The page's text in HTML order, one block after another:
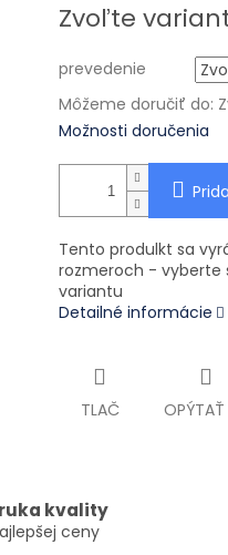
Zvoľte
prevedenie
Môžeme doručiť do:
Možnosti doručenia
Tento produlkt sa
rozmeroch - vyberte
variantu
Detailné informácie
TLAČ OPÝTAŤ
kvality
ceny